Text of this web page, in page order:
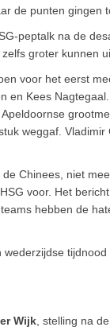
de punten gingen
peptalk na de
groter kunnen
voor het eerst
en Kees
weggaf.
Chinees, niet
voor. Het
hebben de
wederzijdse
Wijk , stelling na